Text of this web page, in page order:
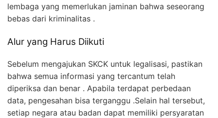
lembaga yang memerlukan jaminan bahwa seseorang
bebas dari kriminalitas .
Alur yang Harus Diikuti
Sebelum mengajukan SKCK untuk legalisasi, pastikan
bahwa semua informasi yang tercantum telah
diperiksa dan benar . Apabila terdapat perbedaan
data, pengesahan bisa terganggu .Selain hal tersebut,
setiap negara atau badan dapat memiliki persyaratan